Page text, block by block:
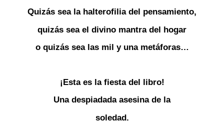
Quizás sea la halterofilia del pensamiento,
quizás sea el divino mantra del hogar
o quizás sea las mil y una metáforas…
¡Esta es la fiesta del libro!
Una despiadada asesina de la
soledad.